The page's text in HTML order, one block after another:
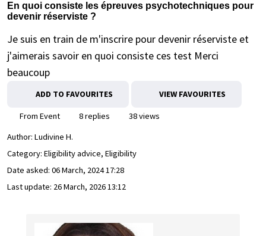
En quoi consiste les épreuves psychotechniques pour
devenir réserviste ?
Je suis en train de m'inscrire pour devenir réserviste et
j'aimerais savoir en quoi consiste ces test Merci
beaucoup
ADD TO FAVOURITES VIEW FAVOURITES
From Event 8 replies
38 views
Author: Ludivine H.
Category: Eligibility advice, Eligibility
Date asked: 06 March, 2024 17:28
Last update: 26 March, 2026 13:12